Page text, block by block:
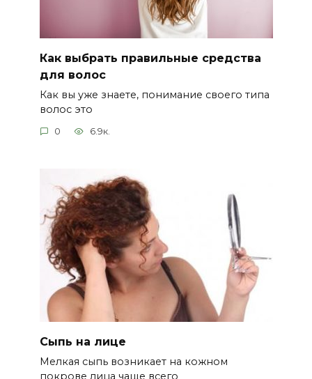
Как выбрать правильные средства
для волос
Как вы уже знаете, понимание своего типа
волос это
0 6.9к.
Сыпь на лице
Мелкая сыпь возникает на кожном
покрове лица чаще всего